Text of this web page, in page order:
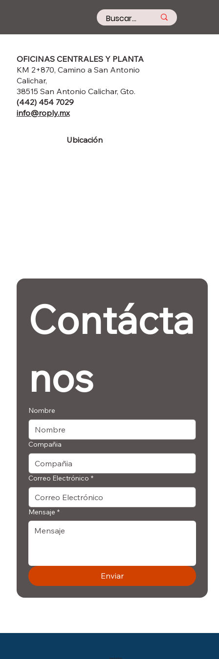
Ubicación
OFICINAS CENTRALES Y PLANTA
KM 2+870, Camino a San Antonio
Calichar,
38515 San Antonio Calichar, Gto.
(442) 454 7029
info@roply.mx
Contácta
nos
Nombre
Compañia
Correo Electrónico *
Mensaje *
Enviar